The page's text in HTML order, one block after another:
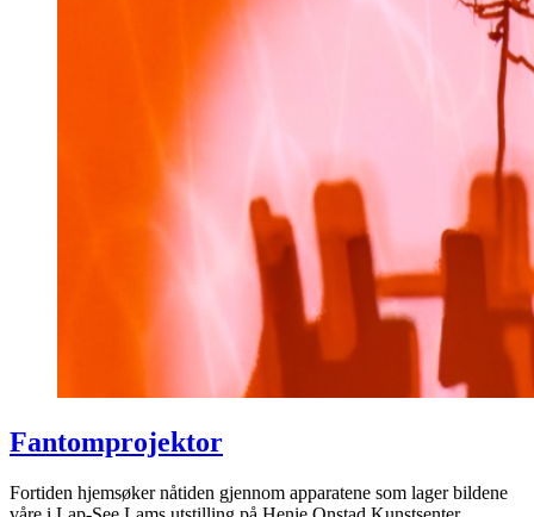
Fantomprojektor
Fortiden hjemsøker nåtiden gjennom apparatene som lager bildene